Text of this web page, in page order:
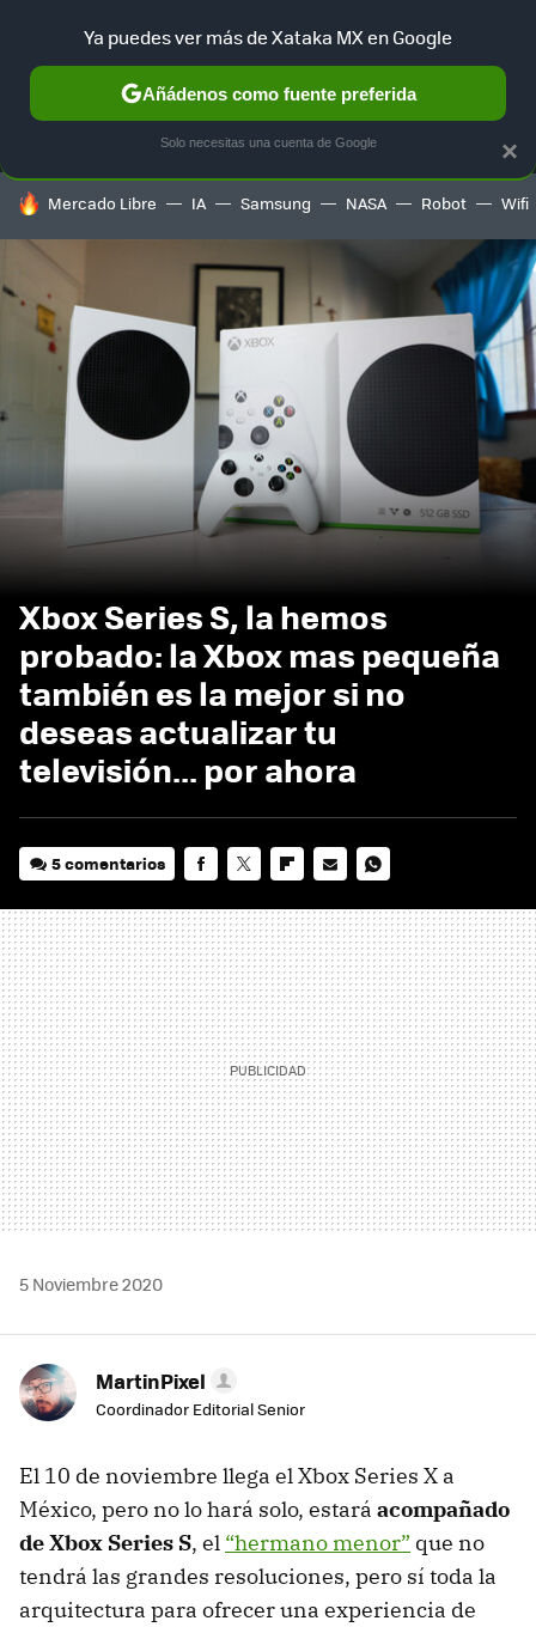
MENÚ NUEVO
GAMING HOME AUTO
HOY SE HABLA DE
Mercado Libre IA Samsung NASA Robot Wifi
Xbox Series S, la hemos
probado: la Xbox mas pequeña
también es la mejor si no
deseas actualizar tu
televisión... por ahora
5 comentarios
MAIL
5 Noviembre 2020
MartinPixel
Coordinador Editorial Senior
El 10 de noviembre llega el Xbox Series X a
México, pero no lo hará solo, estará acompañado
de Xbox Series S, el “hermano menor” que no
tendrá las grandes resoluciones, pero sí toda la
arquitectura para ofrecer una experiencia de
×
Ya puedes ver más de Xataka MX en Google
Añádenos como fuente preferida
Solo necesitas una cuenta de Google